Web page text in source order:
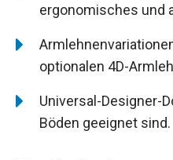
ergonomisches und
optionalen 4D-
Universal-Designer-
Böden geeignet sind.